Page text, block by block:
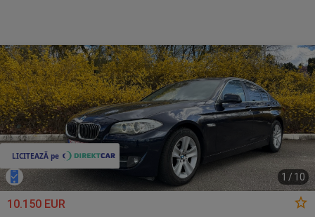
1 /10
10.150 EUR